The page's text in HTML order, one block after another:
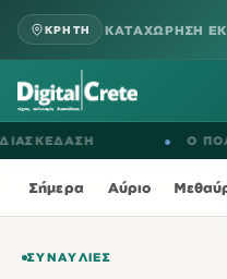
ΚΡΗΤΗ ΚΑΤΑΧΩΡΗΣΗ
Ο
Σήμερα Αύριο
ΣΥΝΑΥΛΊΕΣ